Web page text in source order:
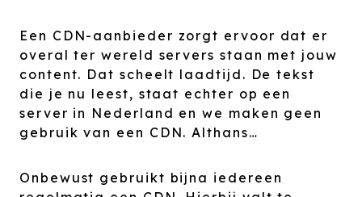
Een CDN-aanbieder zorgt ervoor dat er
overal ter wereld servers staan met jouw
content. Dat scheelt laadtijd. De tekst
die je nu leest, staat echter op een
server in Nederland en we maken geen
gebruik van een CDN. Althans…
Onbewust gebruikt bijna iedereen